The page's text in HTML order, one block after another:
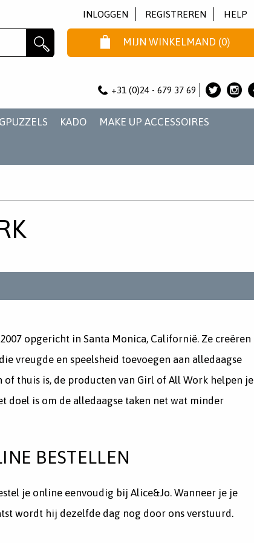
INLOGGEN REGISTREREN HELP
MIJN WINKELMAND (0)
+31 (0)24 - 679 37 69
KADO MAKE UP ACCESSOIRES
opgericht in Santa Monica, Californië. Ze creëren
vreugde en speelsheid toevoegen aan alledaagse
of thuis is, de producten van Girl of All Work helpen je
doel is om de alledaagse taken net wat minder
BESTELLEN
je online eenvoudig bij Alice&Jo. Wanneer je je
wordt hij dezelfde dag nog door ons verstuurd.
het laatste